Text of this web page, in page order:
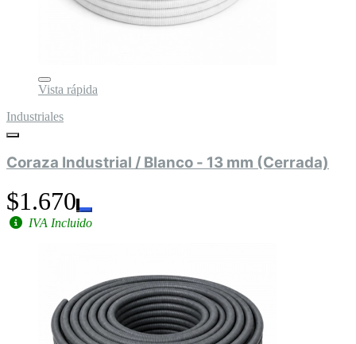
Vista rápida
Industriales
Coraza Industrial / Blanco - 13 mm (Cerrada)
$1.670
IVA Incluido